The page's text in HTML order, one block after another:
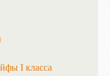
I класса